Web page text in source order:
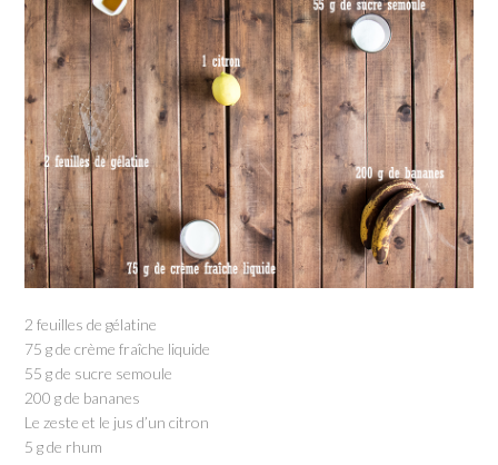
2 feuilles de gélatine
75 g de crème fraîche liquide
55 g de sucre semoule
200 g de bananes
Le zeste et le jus d’un citron
5 g de rhum